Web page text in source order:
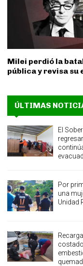
Milei perdió la
pública y revisa
ÚLTIMAS
El
Por
una
Unidad